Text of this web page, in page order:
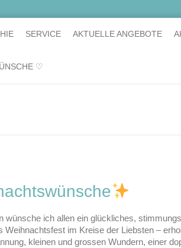
SERVICE AKTUELLE ANGEBOTE
♡
wünsche ich allen ein glückliches,
Weihnachtsfest im Kreise der Liebsten –
kleinen und grossen Wundern, einer